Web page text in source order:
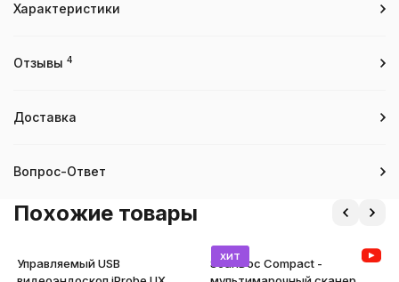
Характеристики
Отзывы 4
Доставка
Вопрос-Ответ
Похожие товары
Управляемый USB
хит
ScanDoc Compact -